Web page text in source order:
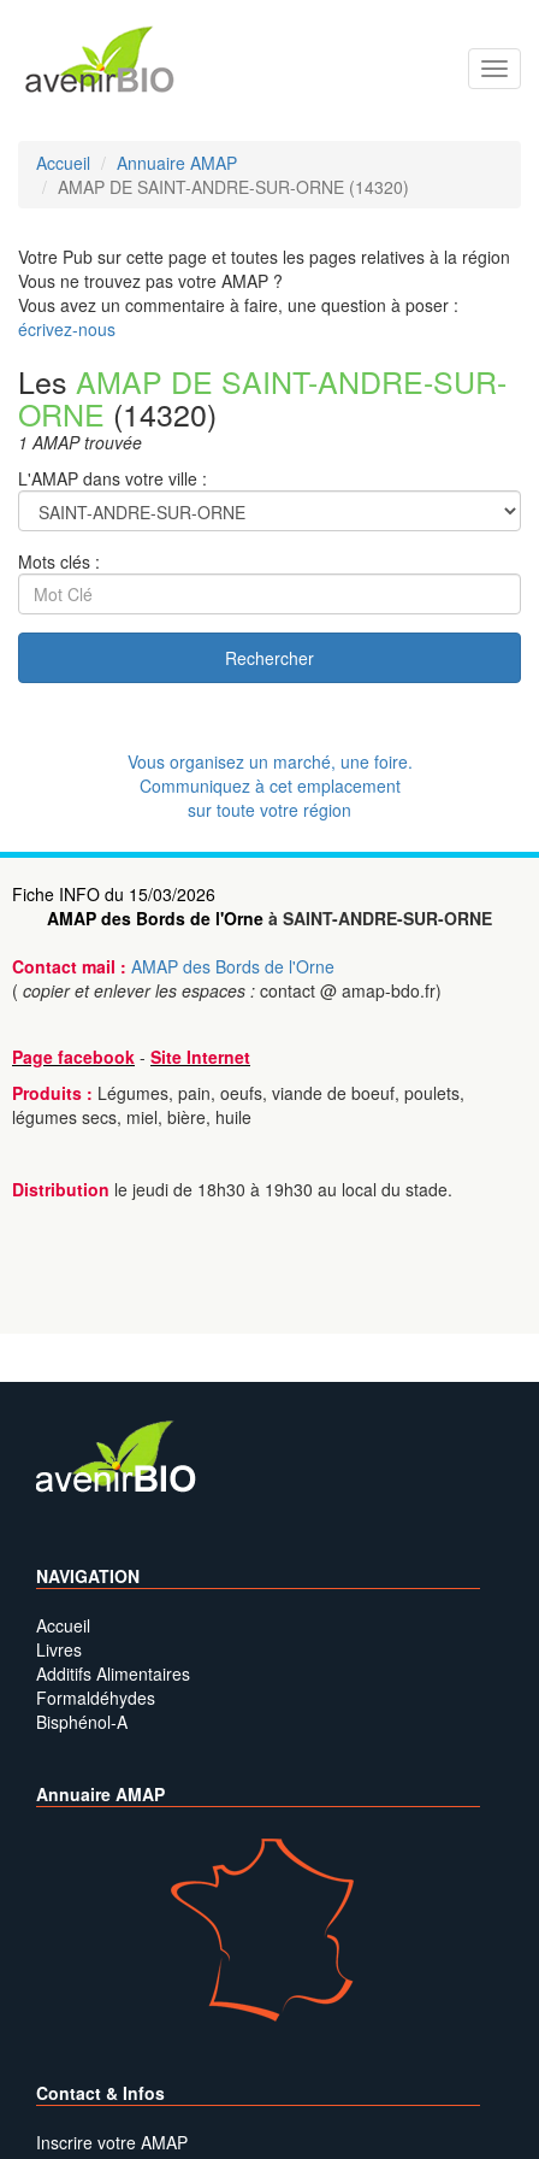
Accueil
Annuaire AMAP
AMAP DE SAINT-ANDRE-SUR-ORNE (14320)
Votre Pub sur cette page et toutes les pages relatives à la région
Vous ne trouvez pas votre AMAP ?
Vous avez un commentaire à faire, une question à poser :
écrivez-nous
Les AMAP DE SAINT-ANDRE-SUR-
ORNE (14320)
1 AMAP trouvée
L'AMAP dans votre ville :
Mots clés :
Rechercher
Vous organisez un marché, une foire.
Communiquez à cet emplacement
sur toute votre région
Fiche INFO du 15/03/2026
AMAP des Bords de l'Orne à SAINT-ANDRE-SUR-ORNE
Contact mail : AMAP des Bords de l'Orne
( copier et enlever les espaces : contact @ amap-bdo.fr)
Page facebook - Site Internet
Produits : Légumes, pain, oeufs, viande de boeuf, poulets,
légumes secs, miel, bière, huile
Distribution le jeudi de 18h30 à 19h30 au local du stade.
NAVIGATION
Accueil
Livres
Additifs Alimentaires
Formaldéhydes
Bisphénol-A
Annuaire AMAP
Contact & Infos
Inscrire votre AMAP